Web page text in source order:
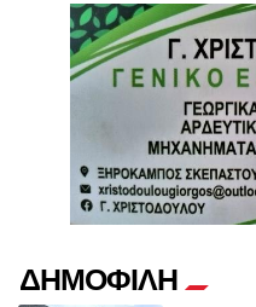
ΔΗΜΟΦΙΛΗ